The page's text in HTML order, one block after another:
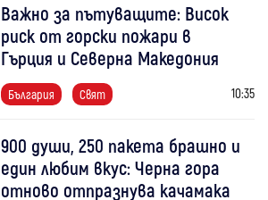
Важно за пътуващите: Висок
риск от горски пожари в
Гърция и Северна Македония
България Свят 10:35
900 души, 250 пакета брашно и
един любим вкус: Черна гора
отново отпразнува качамака